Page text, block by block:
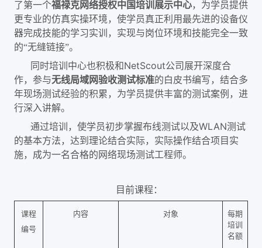
了第一个福禄克网络授权中国培训展示中心，为学员提供
更专业的仿真实操环境，使学员真正利用最先进的设备仪
器完成技能的学习实训，实现与岗位环境和技能完全一致
的“无缝链接”。
同时培训中心也积极和NetScout公司展开深度合
作，参与无线局域网验收测试标准的白皮书编写，结合多
年现场测试经验的积累，为学员提供丰富的测试案例，进
行深入讲解。
通过培训，使学员初步掌握布线测试以及WLAN测试
的基本方法，达到理论结合实际，实际操作结合项目实
施，成为一名合格的网络现场测试工程师。
目前课程：
课程
编号
内容 对象
每期
培训
名额